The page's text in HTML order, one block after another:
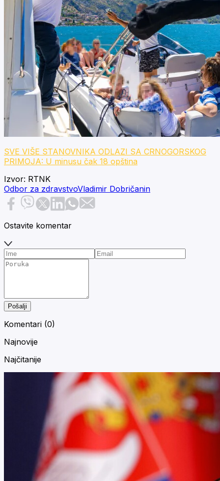
SVE VIŠE STANOVNIKA ODLAZI SA CRNOGORSKOG
PRIMOJA: U minusu čak 18 opština
Izvor: RTNK
Odbor za zdravstvoVladimir Dobričanin
Ostavite komentar
Pošalji
Komentari (0)
Najnovije
Najčitanije